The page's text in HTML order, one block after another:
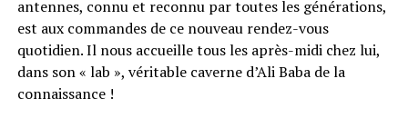
antennes, connu et reconnu par toutes les générations,
est aux commandes de ce nouveau rendez-vous
quotidien. Il nous accueille tous les après-midi chez lui,
dans son « lab », véritable caverne d’Ali Baba de la
connaissance !